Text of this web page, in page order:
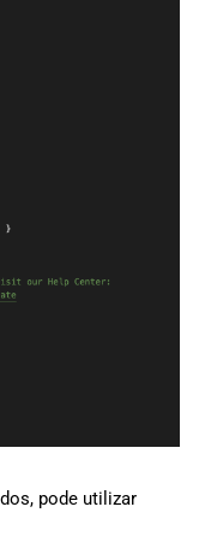
pode utilizar